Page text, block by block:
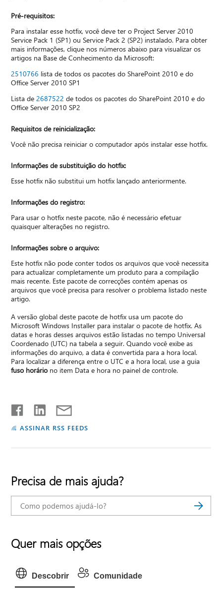
Pré-requisitos:
Para instalar esse hotfix, você deve ter o Project Server 2010
Service Pack 1 (SP1) ou Service Pack 2 (SP2) instalado. Para obter
mais informações, clique nos números abaixo para visualizar os
artigos na Base de Conhecimento da Microsoft:
2510766 lista de todos os pacotes do SharePoint 2010 e do
Office Server 2010 SP1
Lista de2687522 de todos os pacotes do SharePoint 2010 e do
Office Server 2010 SP2
Requisitos de reinicialização:
Você não precisa reiniciar o computador após instalar esse hotfix.
Informações de substituição do hotfix:
Esse hotfix não substitui um hotfix lançado anteriormente.
Informações do registro:
Para usar o hotfix neste pacote, não é necessário efetuar
quaisquer alterações no registro.
Informações sobre o arquivo:
Este hotfix não pode conter todos os arquivos que você necessita
para actualizar completamente um produto para a compilação
mais recente. Este pacote de correcções contém apenas os
arquivos que você precisa para resolver o problema listado neste
artigo.
A versão global deste pacote de hotfix usa um pacote do
Microsoft Windows Installer para instalar o pacote de hotfix. As
datas e horas desses arquivos estão listadas no tempo Universal
Coordenado (UTC) na tabela a seguir. Quando você exibe as
informações do arquivo, a data é convertida para a hora local.
Para localizar a diferença entre o UTC e a hora local, use a guia
fuso horário no item Data e hora no painel de controle.
ASSINAR RSS FEEDS
Precisa de mais ajuda?
Quer mais opções
Descobrir Comunidade